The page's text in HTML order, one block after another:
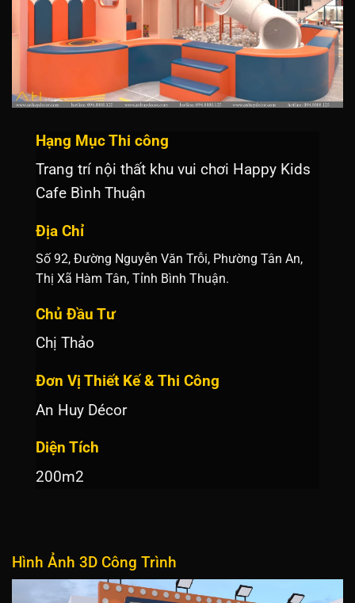
Hạng Mục Thi công
Trang trí nội thất khu vui chơi Happy Kids
Cafe Bình Thuận
Địa Chỉ
Số 92, Đường Nguyễn Văn Trỗi, Phường Tân An,
Thị Xã Hàm Tân, Tỉnh Bình Thuận.
Chủ Đầu Tư
Chị Thảo
Đơn Vị Thiết Kế & Thi Công
An Huy Décor
Diện Tích
200m2
Hình Ảnh 3D Công Trình